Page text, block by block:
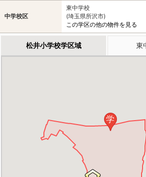
中学校区
東中学校
(埼玉県所沢市)
この学区の他の物件を見る
松井小学校学区域 東
学